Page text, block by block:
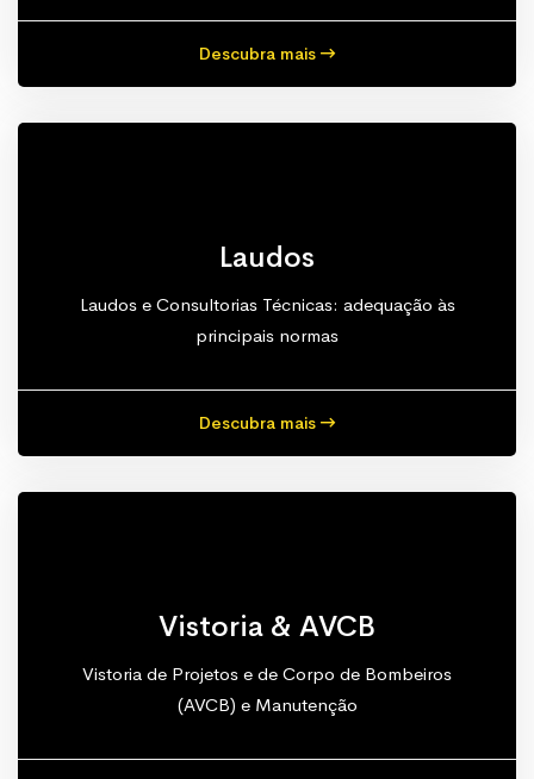
Descubra mais
Laudos
Laudos e Consultorias Técnicas: adequação às
principais normas
Descubra mais
Vistoria & AVCB
Vistoria de Projetos e de Corpo de Bombeiros
(AVCB) e Manutenção